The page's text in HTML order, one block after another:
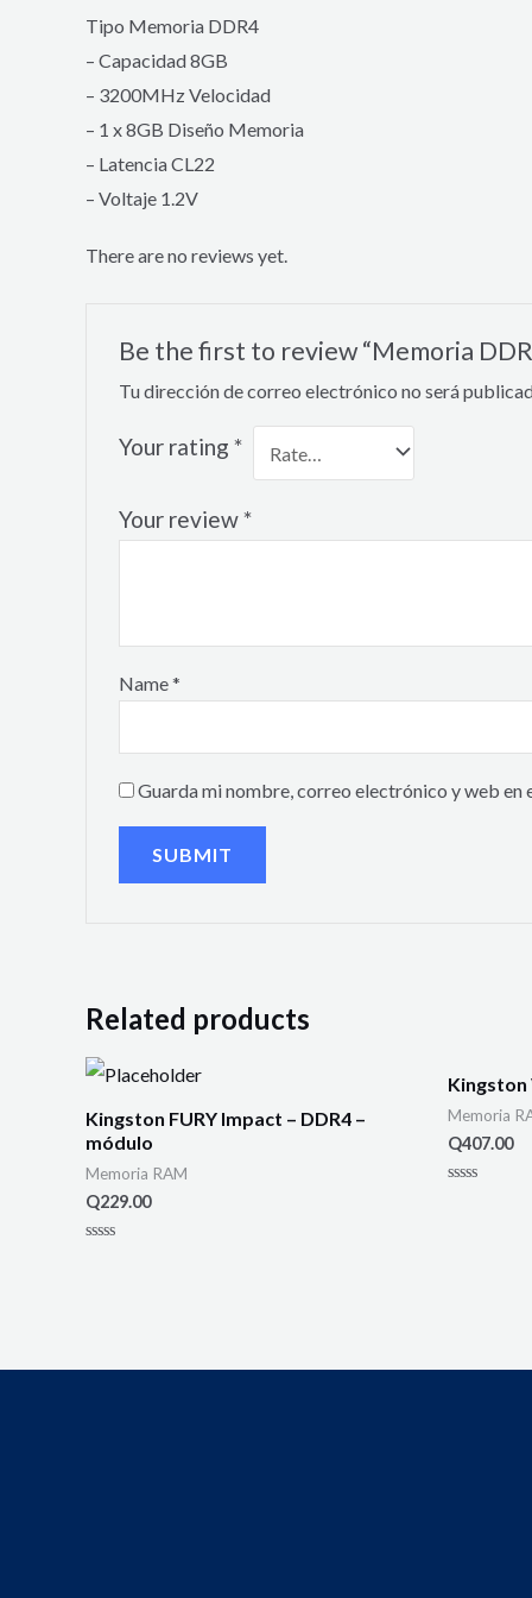
Tipo Memoria DDR4
– Capacidad 8GB
– 3200MHz Velocidad
– 1 x 8GB Diseño Memoria
– Latencia CL22
– Voltaje 1.2V
There are no reviews yet.
Be the first to review “Memoria
Tu dirección de correo electrónico no será
Your rating *
Your review*
Name*
Guarda mi nombre, correo electrónico y web en
Related products
Kingston FURY Impact – DDR4 –
módulo
Memoria RAM
Q229.00
Kingston
Memoria
Q407.00